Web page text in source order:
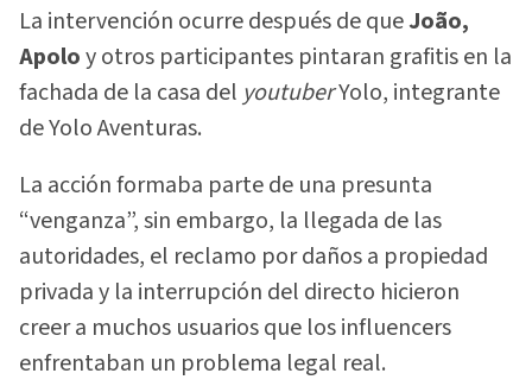
La intervención ocurre después de queJoão,
Apoloy otros participantes pintaran grafitis en la
fachada de la casa del youtuberYolo, integrante
de Yolo Aventuras.
La acción formaba parte de una presunta
“venganza”, sin embargo, la llegada de las
autoridades, el reclamo por daños a propiedad
privada y la interrupción del directo hicieron
creer a muchos usuarios que los influencers
enfrentaban un problema legal real.